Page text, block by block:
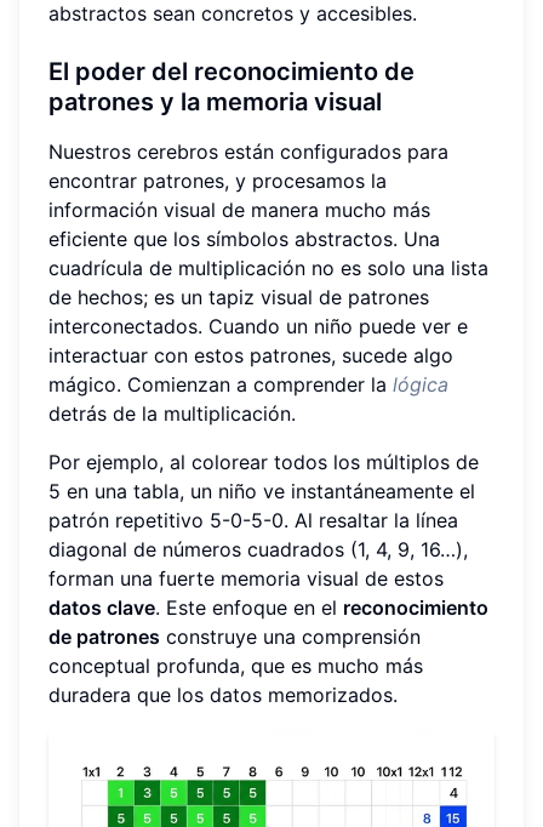
abstractos sean concretos y accesibles.
El poder del reconocimiento de
patrones y la memoria visual
Nuestros cerebros están configurados para
encontrar patrones, y procesamos la
información visual de manera mucho más
eficiente que los símbolos abstractos. Una
cuadrícula de multiplicación no es solo una lista
de hechos; es un tapiz visual de patrones
interconectados. Cuando un niño puede ver e
interactuar con estos patrones, sucede algo
mágico. Comienzan a comprender la lógica
detrás de la multiplicación.
Por ejemplo, al colorear todos los múltiplos de
5 en una tabla, un niño ve instantáneamente el
patrón repetitivo 5-0-5-0. Al resaltar la línea
diagonal de números cuadrados (1, 4, 9, 16…),
forman una fuerte memoria visual de estos
datos clave. Este enfoque en el reconocimiento
de patrones construye una comprensión
conceptual profunda, que es mucho más
duradera que los datos memorizados.